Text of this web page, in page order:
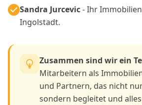
Sandra Jurcevic- Ihr
Ingolstadt.
Zusammen sind wir ein
Mitarbeitern als
und Partnern, das nicht
sondern begleitet und